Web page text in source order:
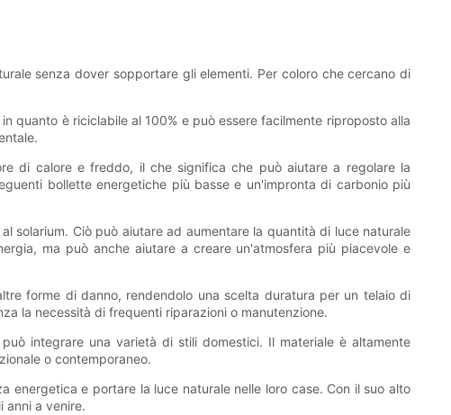
senza dover sopportare gli elementi. Per coloro che cercano di
quanto è riciclabile al 100% e può essere facilmente riproposto alla
di calore e freddo, il che significa che può aiutare a regolare la
bollette energetiche più basse e un'impronta di carbonio più
solarium. Ciò può aiutare ad aumentare la quantità di luce naturale
ma può anche aiutare a creare un'atmosfera più piacevole e
forme di danno, rendendolo una scelta duratura per un telaio di
la necessità di frequenti riparazioni o manutenzione.
integrare una varietà di stili domestici. Il materiale è altamente
o contemporaneo.
energetica e portare la luce naturale nelle loro case. Con il suo alto
anni a venire.